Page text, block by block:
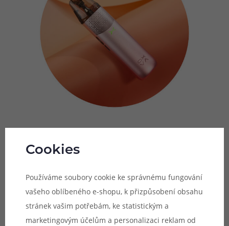
Technologie UniTech 3.0
Cookies
Používáme soubory cookie ke správnému fungování
vašeho oblíbeného e-shopu, k přizpůsobení obsahu
stránek vašim potřebám, ke statistickým a
marketingovým účelům a personalizaci reklam od